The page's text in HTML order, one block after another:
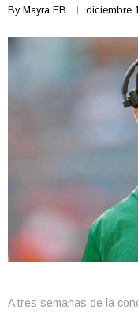
By Mayra EB diciembre
A tres semanas de la